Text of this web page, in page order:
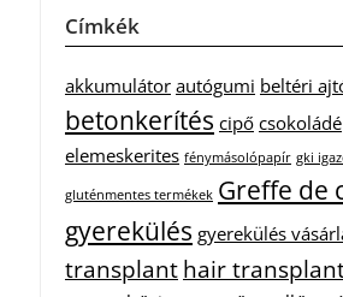
Címkék
akkumulátor autógumi beltéri
betonkerítés cipő csokoládé
elemeskerites fénymásolópapír gki
gluténmentes termékek Greffe de
gyerekülés gyerekülés
transplant hair